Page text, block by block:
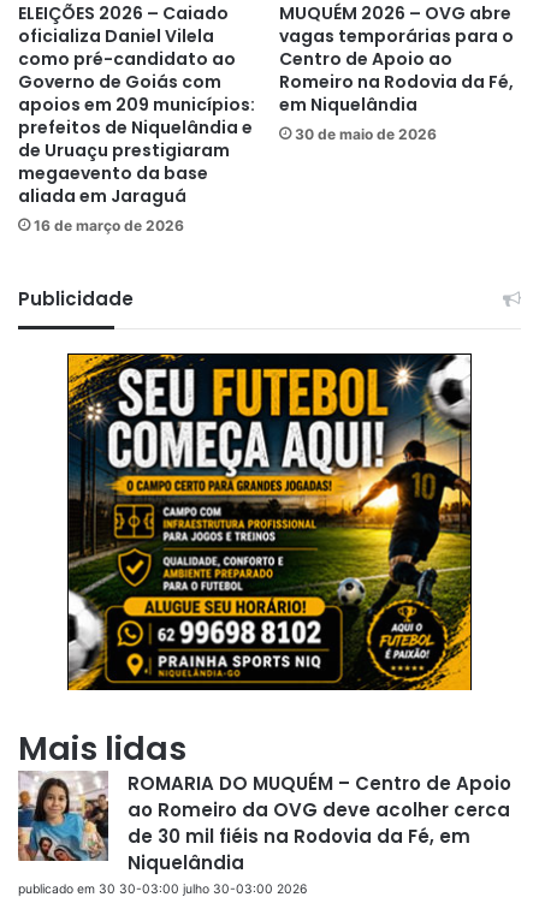
ELEIÇÕES 2026 – Caiado
oficializa Daniel Vilela
como pré-candidato ao
Governo de Goiás com
apoios em 209 municípios:
prefeitos de Niquelândia e
de Uruaçu prestigiaram
megaevento da base
aliada em Jaraguá
16 de março de 2026
MUQUÉM 2026 – OVG abre
vagas temporárias para o
Centro de Apoio ao
Romeiro na Rodovia da Fé,
em Niquelândia
30 de maio de 2026
Publicidade
Mais lidas
ROMARIA DO MUQUÉM – Centro de Apoio
ao Romeiro da OVG deve acolher cerca
de 30 mil fiéis na Rodovia da Fé, em
Niquelândia
publicado em 30 30-03:00 julho 30-03:00 2026